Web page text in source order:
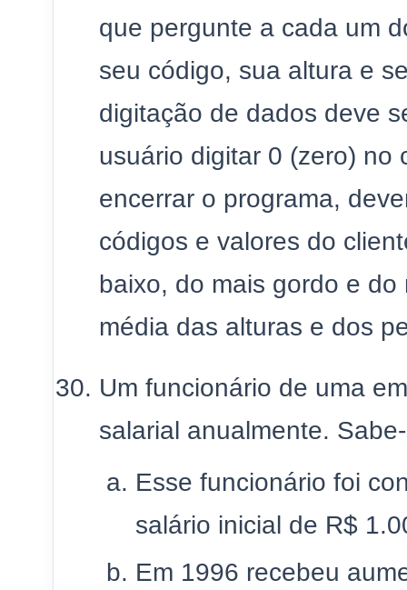
que pergunte a cada um
seu código, sua altura e
digitação de dados deve
usuário digitar 0 (zero) no
encerrar o programa,
códigos e valores do
baixo, do mais gordo e
média das alturas e dos
Um funcionário de uma
salarial anualmente.
Esse funcionário foi
salário inicial de R$
Em 1996 recebeu